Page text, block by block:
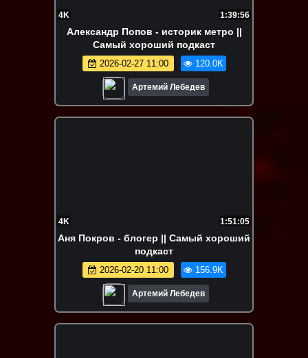
4K 1:39:56
Александр Попов - историк метро ||
Самый хороший подкаст
2026-02-27 11:00 120.0K
Артемий Лебедев
4K 1:51:05
Аня Покров - блогер || Самый хороший
подкаст
2026-02-20 11:00 156.9K
Артемий Лебедев